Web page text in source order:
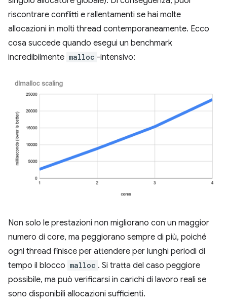
riscontrare conflitti e rallentamenti se hai molte
allocazioni in molti thread contemporaneamente. Ecco
cosa succede quando esegui un benchmark
incredibilmente malloc -intensivo:
Non solo le prestazioni non migliorano con un maggior
numero di core, ma peggiorano sempre di più, poiché
ogni thread finisce per attendere per lunghi periodi di
tempo il blocco malloc . Si tratta del caso peggiore
possibile, ma può verificarsi in carichi di lavoro reali se
sono disponibili allocazioni sufficienti.